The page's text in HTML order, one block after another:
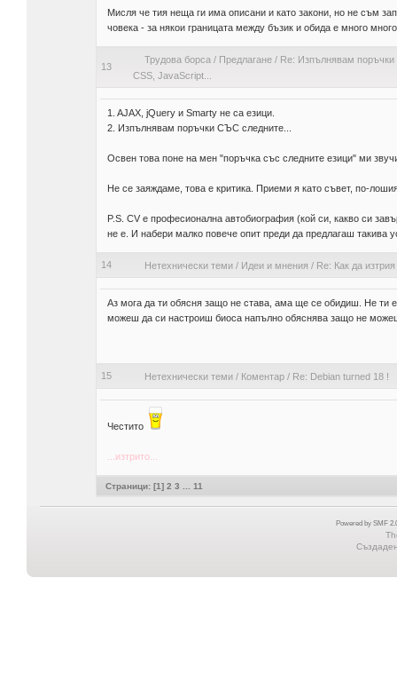
Мисля че тия неща ги има описани и като закони, но не съм
човека - за някои границата между бъзик и обида е много
13
Трудова борса / Предлагане/ Re: Изпълнявам поръчки
CSS, JavaScript...
1. AJAX, jQuery и Smarty не са езици.
2. Изпълнявам поръчки СЪС следните...
Освен това поне на мен "поръчка със следните езици" ми
Не се заяждаме, това е критика. Приеми я като съвет, по-
P.S. CV e професионална автобиография (кой си, какво си
не е. И набери малко повече опит преди да предлагаш такива
14 Нетехнически теми/ Идеи и мнения / Re: Как да
Аз мога да ти обясня защо не става, ама ще се обидиш. Не ти
можеш да си настроиш биоса напълно обяснява защо не
15 Нетехнически теми/ Коментар/ Re: Debian turned 18 !
Честитo
...изтрито...
Страници: [1] 2 3 11
Powered by SMF